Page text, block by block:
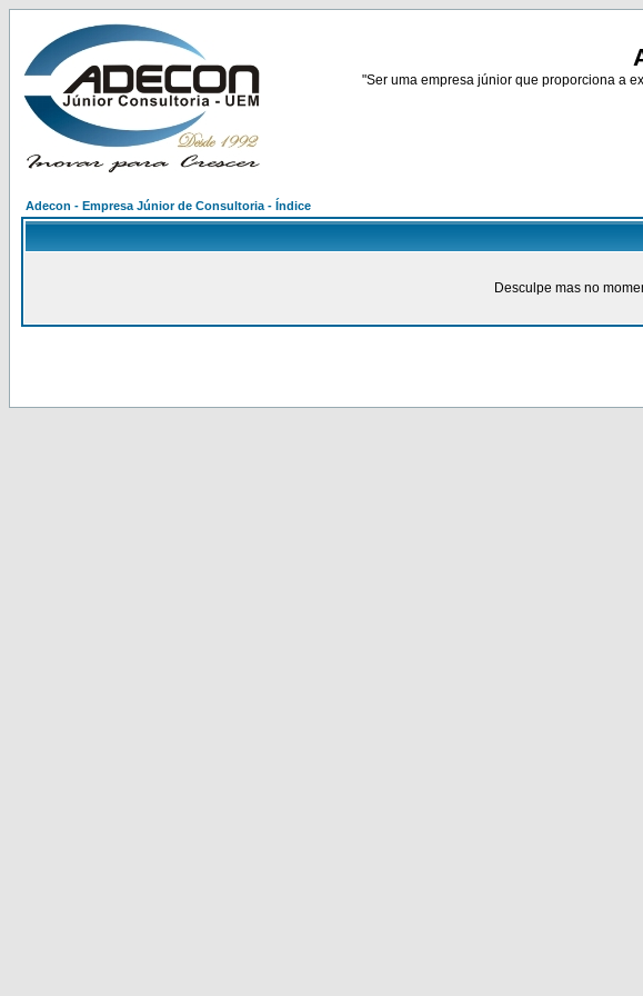
"Ser uma empresa júnior que proporciona a
Adecon - Empresa Júnior de Consultoria - Índice
Desculpe mas no